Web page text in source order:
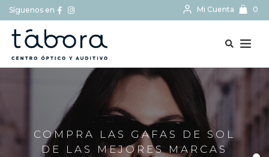
Síguenos en Mi Cuenta 0
COMPRA LAS GAFAS DE SOL
DE LAS MEJORES MARCAS